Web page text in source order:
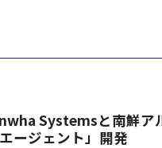
Systemsと南鮮ア
ージェント」開発